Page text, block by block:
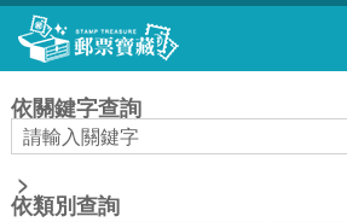
跳到主要內容區塊
依關鍵字查詢
>
依類別查詢